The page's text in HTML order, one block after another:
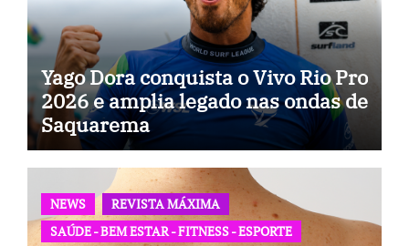
Yago Dora conquista o Vivo Rio Pro
2026 e amplia legado nas ondas de
Saquarema
NEWS
REVISTA MÁXIMA
SAÚDE - BEM ESTAR - FITNESS - ESPORTE